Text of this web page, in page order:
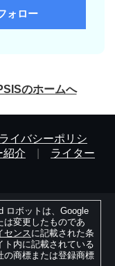
ォロー
のホームへ
イバシーポリシ
紹介
ライター
ロボットは、Google
は変更したものであ
センスに記載された条
ト内に記載されている
の商標または登録商標